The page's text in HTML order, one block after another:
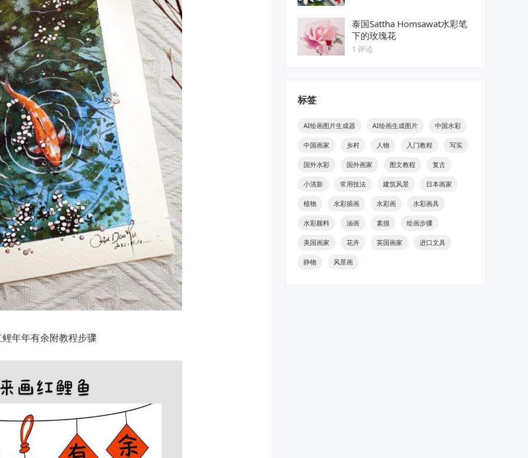
年年有余附教程步骤
泰国Sattha Homsawat水彩笔
下的玫瑰花
1 评论
标签
AI绘画图片生成器 AI绘画生成图片 中国水彩
中国画家 乡村 人物 入门教程 写实
国外水彩 国外画家 图文教程 复古
小清新 常用技法 建筑风景 日本画家
植物 水彩插画 水彩画 水彩画具
水彩颜料 油画 素描 绘画步骤
美国画家 花卉 英国画家 进口文具
静物 风景画